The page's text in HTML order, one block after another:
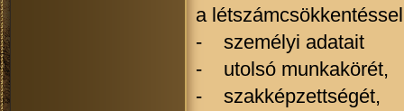
a
- személyi adatait
- utolsó munkakörét,
- szakképzettségét,